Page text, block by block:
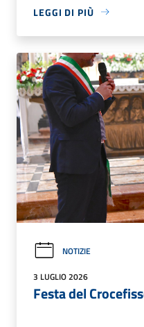
LEGGI DI PIÙ
NOTIZIE
3 LUGLIO 2026
Festa del